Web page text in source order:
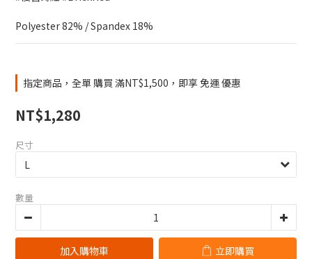
Polyester 82% / Spandex 18%
指定商品，全單 購買 滿NT$1,500，即享 免運 優惠
NT$1,280
尺寸
數量
加入購物車 立即購買